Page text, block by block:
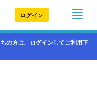
ログイン
の方は、ログインしてご利用下